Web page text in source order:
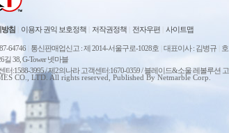
침 이용자 권익 보호정책 저작권정책 전자우편 사이트맵
64746 통신판매업신고 : 제 2014-서울구로-1028호 대표이사 : 김병규
38, G-Tower 넷마블
터:1588-3995 / 제2의나라 고객센터:1670-0359 / 블레이드&소울 레볼루션
CO., LTD. All rights reserved, Published By Netmarble Corp.